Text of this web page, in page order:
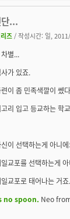
...
즈 / 작성시간: 일,
별...
가 있죠.
이 좀 민족색깔이 쎘
리 입고 등교하는 학
이 선택하는게 아니
교포를 선택하는게
교포로 태어나는 거죠.
no spoon. Neo